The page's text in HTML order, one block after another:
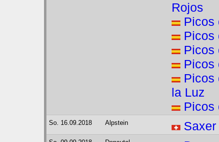
Rojos
Picos
Picos
Picos
Picos
Picos
la Luz
Picos
So. 16.09.2018 Alpstein